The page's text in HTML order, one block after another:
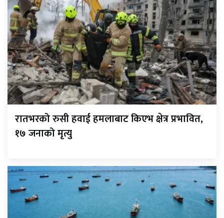
रातभरको रुसी हवाई हमलाबाट किएभ क्षेत्र प्रभावित,
१७ जनाको मृत्यु